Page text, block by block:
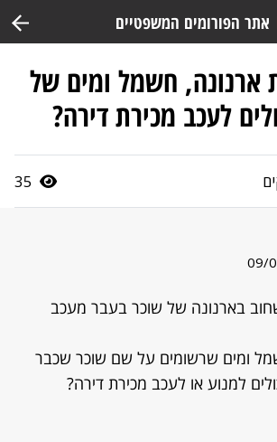
אתר הפורומים המשפטיים
ארנונה, חשמל ומים של
לעכב מכירת דירה?
35
09/
בארנונה של שוכר בעבר מעכב
ומים שרשומים על שם שוכר שכבר
למנוע או לעכב מכירת דירה?